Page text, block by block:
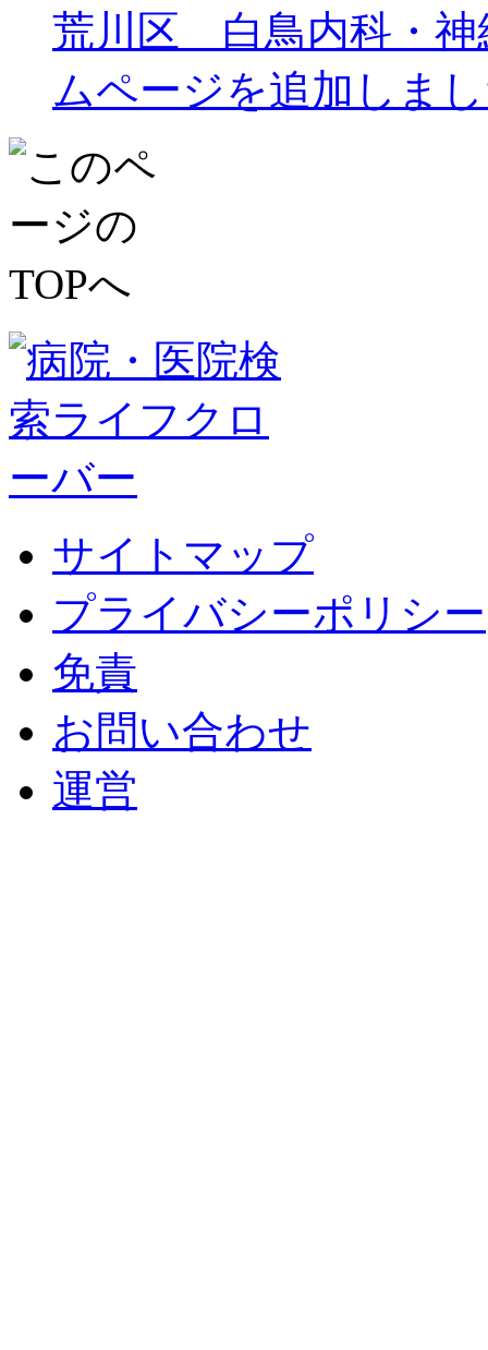
荒川区 白鳥内科・神
ムページを追加しま
サイトマップ
プライバシーポリシー
免責
お問い合わせ
運営